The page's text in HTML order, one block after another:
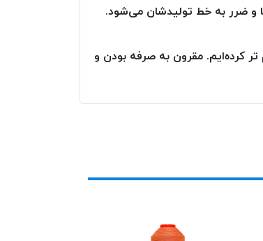
و ضرر به خط تولیدشان می‌شود.
کرده‌ایم. مقرون به صرفه بودن و